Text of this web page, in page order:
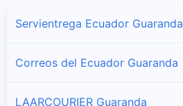
Servientrega Ecuador Guaranda
Correos del Ecuador Guaranda
LAARCOURIER Guaranda